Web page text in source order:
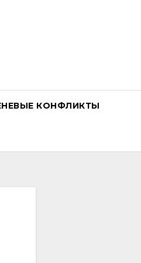
КОНФЛИКТЫ